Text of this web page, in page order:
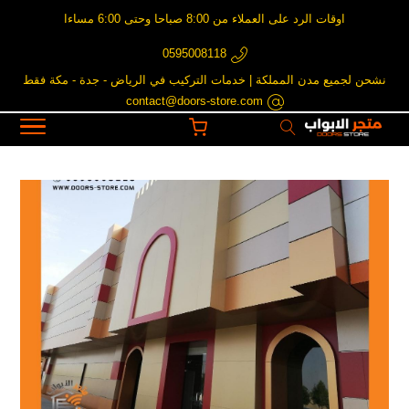
اوقات الرد على العملاء من 8:00 صباحا وحتى 6:00 مساءا
0595008118
نشحن لجميع مدن المملكة | خدمات التركيب في الرياض - جدة - مكة فقط
contact@doors-store.com